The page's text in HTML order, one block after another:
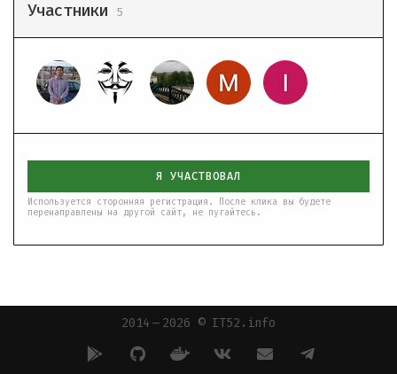
Участники 5
Я УЧАСТВОВАЛ
Используется сторонняя регистрация. После клика вы будете
перенаправлены на другой сайт, не пугайтесь.
2014 — 2026 © IT52.info